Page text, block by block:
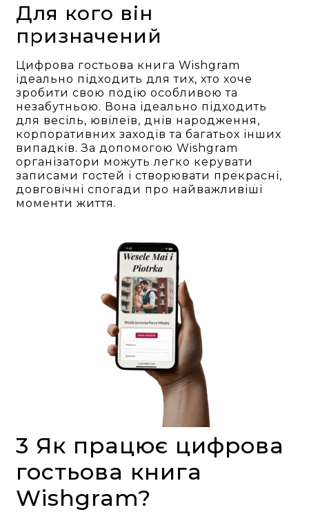
Для кого він
призначений
Цифрова гостьова книга Wishgram
ідеально підходить для тих, хто хоче
зробити свою подію особливою та
незабутньою. Вона ідеально підходить
для весіль, ювілеїв, днів народження,
корпоративних заходів та багатьох інших
випадків. За допомогою Wishgram
організатори можуть легко керувати
записами гостей і створювати прекрасні,
довговічні спогади про найважливіші
моменти життя.
3 Як працює цифрова
гостьова книга
Wishgram?